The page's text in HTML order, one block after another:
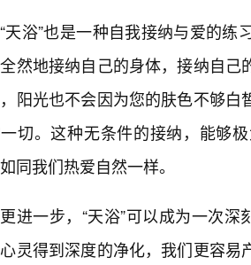
“天浴”也是一种自我接纳与爱的
然地接纳自己的身体，接纳自
阳光也不会因为您的肤色不够
切。这种无条件的接纳，能够
同我们热爱自然一样。
更进一步，“天浴”可以成为一次
灵得到深度的净化，我们更容